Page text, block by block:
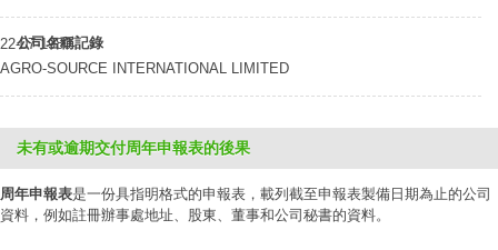
公司名稱記錄
22-07-1980
AGRO-SOURCE INTERNATIONAL LIMITED
未有或逾期交付周年申報表的後果
周年申報表是一份具指明格式的申報表，載列截至申報表製備日期為止的公司
資料，例如註冊辦事處地址、股東、董事和公司秘書的資料。